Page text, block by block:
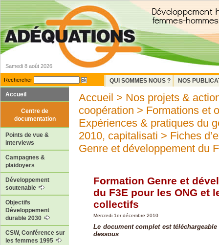
Samedi 8 août 2026
Rechercher QUI SOMMES NOUS ?
NOS
Accueil
Centre de
documentation
Points de vue &
interviews
Campagnes &
plaidoyers
Développement
soutenable
Objectifs
Développement
durable 2030
CSW, Conférence sur
les femmes 1995
Accueil > Nos projets &
coopération > Formations et
Expériences & pratiques du
2010, capitalisati > Fiches
Genre et développement du
Formation Genre et
du F3E pour les ONG et
collectifs
Mercredi 1er décembre 2010
Le document complet est
dessous